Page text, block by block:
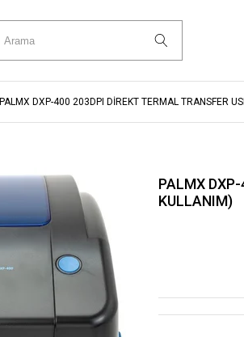
PALMX DXP-400 203DPI DİREKT TERMAL TRANSFER
PALMX
KULLANIM)